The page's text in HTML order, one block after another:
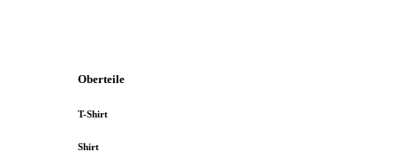
Oberteile
T-Shirt
Shirt